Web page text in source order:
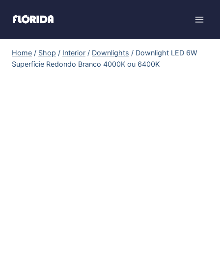
Home / Shop / Interior / Downlights / Downlight LED 6W
Superfície Redondo Branco 4000K ou 6400K